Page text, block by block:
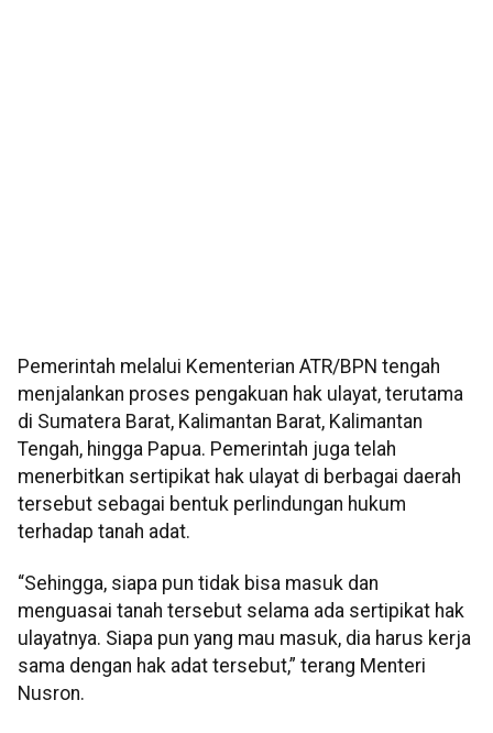
Pemerintah melalui Kementerian ATR/BPN tengah
menjalankan proses pengakuan hak ulayat, terutama
di Sumatera Barat, Kalimantan Barat, Kalimantan
Tengah, hingga Papua. Pemerintah juga telah
menerbitkan sertipikat hak ulayat di berbagai daerah
tersebut sebagai bentuk perlindungan hukum
terhadap tanah adat.
“Sehingga, siapa pun tidak bisa masuk dan
menguasai tanah tersebut selama ada sertipikat hak
ulayatnya. Siapa pun yang mau masuk, dia harus kerja
sama dengan hak adat tersebut,” terang Menteri
Nusron.